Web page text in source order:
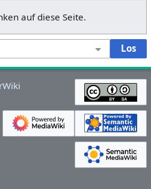
auf diese Seite.